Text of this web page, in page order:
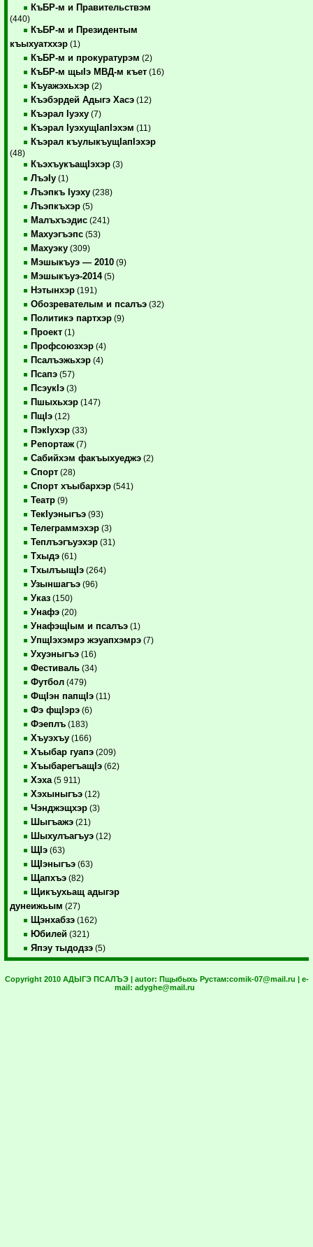
КъБР-м и Правительствэм
(440)
КъБР-м и Президентым
къыхуатххэр (1)
КъБР-м и прокуратурэм (2)
КъБР-м щыIэ МВД-м къет (16)
Къуажэхьхэр (2)
Къэбэрдей Адыгэ Хасэ (12)
Къэрал Iуэху (7)
Къэрал IуэхущIапIэхэм (11)
Къэрал къулыкъущIапIэхэр
(48)
КъэхъукъащIэхэр (3)
ЛъэIу (1)
Лъэпкъ Iуэху (238)
Лъэпкъхэр (5)
Малъхъэдис (241)
Махуэгъэпс (53)
Махуэку (309)
Мэшыкъуэ — 2010 (9)
Мэшыкъуэ-2014(5)
Нэтынхэр (191)
Обозревателым и псалъэ (32)
Политикэ партхэр (9)
Проект (1)
Профсоюзхэр (4)
Псалъэжьхэр (4)
Псапэ (57)
ПсэукIэ (3)
Пшыхьхэр (147)
ПщIэ (12)
ПэкIухэр (33)
Репортаж (7)
Сабийхэм факъыхуеджэ (2)
Спорт (28)
Спорт хъыбархэр (541)
Театр (9)
ТекIуэныгъэ (93)
Телеграммэхэр (3)
Теплъэгъуэхэр (31)
Тхыдэ (61)
ТхылъыщIэ (264)
Узыншагъэ (96)
Указ (150)
Унафэ (20)
УнафэщIым и псалъэ (1)
УпщIэхэмрэ жэуапхэмрэ (7)
Ухуэныгъэ (16)
Фестиваль (34)
Футбол (479)
ФщIэн папщIэ (11)
Фэ фщIэрэ (6)
Фэеплъ (183)
Хъуэхъу (166)
Хъыбар гуапэ (209)
ХъыбарегъащIэ (62)
Хэха (5 911)
Хэхыныгъэ (12)
Чэнджэщхэр (3)
Шыгъажэ (21)
Шыхулъагъуэ (12)
ЩIэ (63)
ЩIэныгъэ (63)
Щапхъэ (82)
Щикъухьащ адыгэр
дунеижьым (27)
Щэнхабзэ (162)
Юбилей (321)
Япэу тыдодзэ (5)
Copyright 2010 АДЫГЭ ПСАЛЪЭ | autor: Пщыбыхь Рустам:comik-07@mail.ru | e-
mail: adyghe@mail.ru